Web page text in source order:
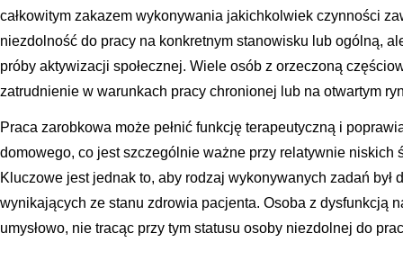
całkowitym zakazem wykonywania jakichkolwiek czynności
niezdolność do pracy na konkretnym stanowisku lub ogólną,
próby aktywizacji społecznej. Wiele osób z orzeczoną
zatrudnienie w warunkach pracy chronionej lub na otwartym
Praca zarobkowa może pełnić funkcję terapeutyczną i
domowego, co jest szczególnie ważne przy relatywnie niskich
Kluczowe jest jednak to, aby rodzaj wykonywanych zadań był
wynikających ze stanu zdrowia pacjenta. Osoba z dysfunkcją
umysłowo, nie tracąc przy tym statusu osoby niezdolnej do